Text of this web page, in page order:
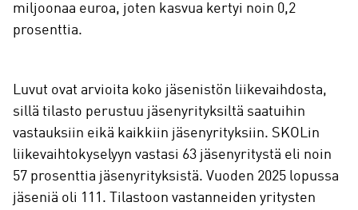
miljoonaa euroa, joten kasvua kertyi noin 0,2
prosenttia.
Luvut ovat arvioita koko jäsenistön liikevaihdosta,
sillä tilasto perustuu jäsenyrityksiltä saatuihin
vastauksiin eikä kaikkiin jäsenyrityksiin. SKOLin
liikevaihtokyselyyn vastasi 63 jäsenyritystä eli noin
57 prosenttia jäsenyrityksistä. Vuoden 2025 lopussa
jäseniä oli 111. Tilastoon vastanneiden yritysten